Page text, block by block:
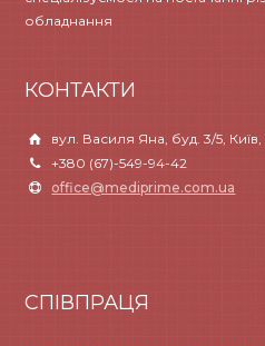
обладнання
КОНТАКТИ
вул. Василя Яна, буд. 3/5, Київ,
+380 (67)-549-94-42
office@mediprime.com.ua
СПІВПРАЦЯ